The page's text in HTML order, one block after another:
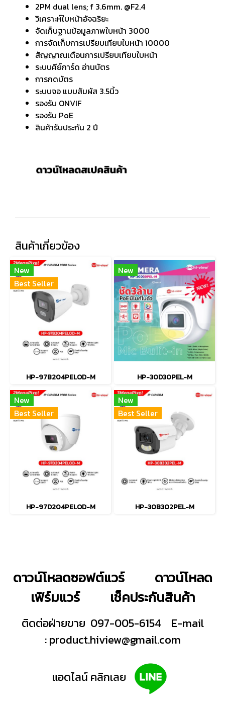
2PM dual lens; f 3.6mm. @F2.4
วิเคราะห์ใบหน้าอัจฉริยะ
จัดเก็บฐานข้อมูลภาพใบหน้า 3000
การจัดเก็บการเปรียบเทียบใบหน้า 10000
สัญญาณเตือนการเปรียบเทียบใบหน้า
ระบบคีย์การ์ด อ่านบัตร
การกดบัตร
ระบบจอ แบบสัมผัส 3.5นิ้ว
รองรับ ONVIF
รองรับ PoE
สินค้ารับประกัน 2 ปี
สินค้าเกี่ยวข้อง
New
Best Seller
HP-97B204PELOD-M
New
HP-30D30PEL-M
New
Best Seller
HP-97D204PELOD-M
New
Best Seller
HP-30B302PEL-M
ดาวน์โหลดซอฟต์แวร์
ดาวน์โหลด
เฟิร์มแวร์
เช็คประกันสินค้า
ติดต่อฝ่ายขาย 097-005-6154
E-mail
:product.hiview@gmail.com
แอดไลน์ คลิกเลย